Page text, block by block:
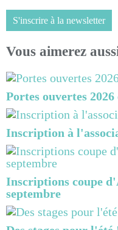
S'inscrire à la newsletter
Vous aimerez
Portes ouvertes
Inscription à
Inscriptions coupe
septembre